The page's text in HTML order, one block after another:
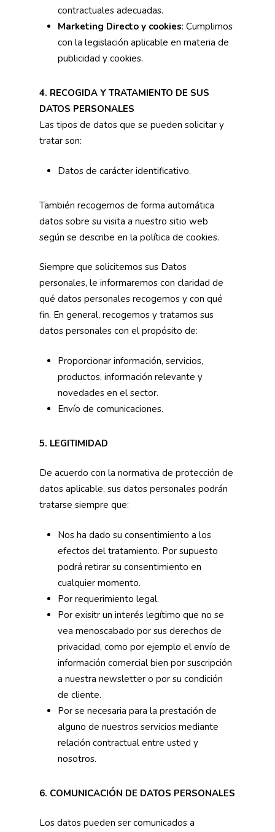
contractuales adecuadas.
Marketing Directo y cookies: Cumplimos
con la legislación aplicable en materia de
publicidad y cookies.
4. RECOGIDA Y TRATAMIENTO DE SUS
DATOS PERSONALES
Las tipos de datos que se pueden solicitar y
tratar son:
Datos de carácter identificativo.
También recogemos de forma automática
datos sobre su visita a nuestro sitio web
según se describe en la política de cookies.
Siempre que solicitemos sus Datos
personales, le informaremos con claridad de
qué datos personales recogemos y con qué
fin. En general, recogemos y tratamos sus
datos personales con el propósito de:
Proporcionar información, servicios,
productos, información relevante y
novedades en el sector.
Envío de comunicaciones.
5. LEGITIMIDAD
De acuerdo con la normativa de protección de
datos aplicable, sus datos personales podrán
tratarse siempre que:
Nos ha dado su consentimiento a los
efectos del tratamiento. Por supuesto
podrá retirar su consentimiento en
cualquier momento.
Por requerimiento legal.
Por exisitr un interés legítimo que no se
vea menoscabado por sus derechos de
privacidad, como por ejemplo el envío de
información comercial bien por suscripción
a nuestra newsletter o por su condición
de cliente.
Por se necesaria para la prestación de
alguno de nuestros servicios mediante
relación contractual entre usted y
nosotros.
6. COMUNICACIÓN DE DATOS PERSONALES
Los datos pueden ser comunicados a